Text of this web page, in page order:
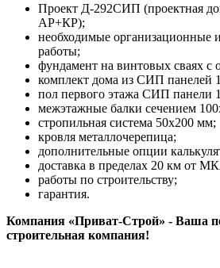
Проект Д-292СИП (проектная
АР+КР);
необходимые организационные
работы;
фундамент на винтовых сваях с
комплект дома из СИП панелей
пол первого этажа СИП панели
межэтажные балки сечением
стропильная система 50х200 мм;
кровля металлочерепица;
дополнительные опции
доставка в пределах 20 км от
работы по строительству;
гарантия.
Компания «Приват-Строй» - Ваша
строительная компания!